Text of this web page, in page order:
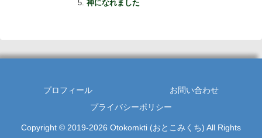
神になれました
プロフィール
お問い合わせ
プライバシーポリシー
Copyright © 2019-2026 Otokomkti (おとこみくち) All Rights